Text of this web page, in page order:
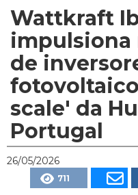
Wattkraft
impulsiona
de
scale' da
Portugal
26/05/2026
711